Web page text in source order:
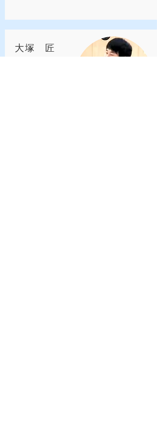
​大塚 匠